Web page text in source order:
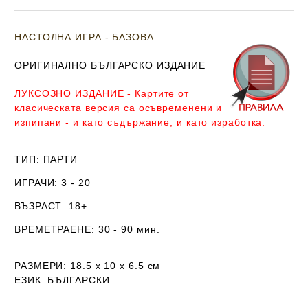
НАСТОЛНА ИГРА - БАЗОВА
ОРИГИНАЛНО БЪЛГАРСКО ИЗДАНИЕ
ЛУКСОЗНО ИЗДАНИЕ - Картите от
класическата версия са осъвременени и
изпипани - и като съдържание, и като изработка.
ТИП: ПАРТИ
ИГРАЧИ: 3 - 20
ВЪЗРАСТ: 18+
ВРЕМЕТРАЕНЕ: 30 - 90 мин.
РАЗМЕРИ: 18.5 х 10 х 6.5 см
ЕЗИК: БЪЛГАРСКИ